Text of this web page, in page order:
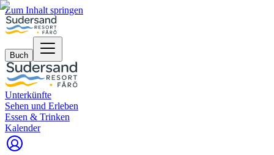
Zum Inhalt springen
Buch
Unterkünfte
Sehen und Erleben
Essen & Trinken
Kalender